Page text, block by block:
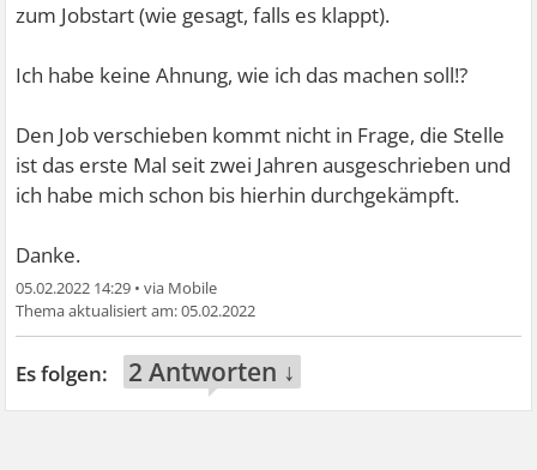
zum Jobstart (wie gesagt, falls es klappt).
Ich habe keine Ahnung, wie ich das machen soll!?
Den Job verschieben kommt nicht in Frage, die Stelle
ist das erste Mal seit zwei Jahren ausgeschrieben und
ich habe mich schon bis hierhin durchgekämpft.
Danke.
05.02.2022 14:29 •
05.02.2022
2 Antworten ↓